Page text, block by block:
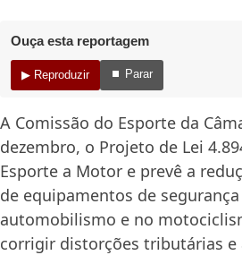
Ouça esta reportagem
▶ Reproduzir ⏹ Parar
A Comissão do Esporte da
dezembro, o Projeto de Lei
Esporte a Motor e prevê a
de equipamentos de
automobilismo e no
corrigir distorções tributárias